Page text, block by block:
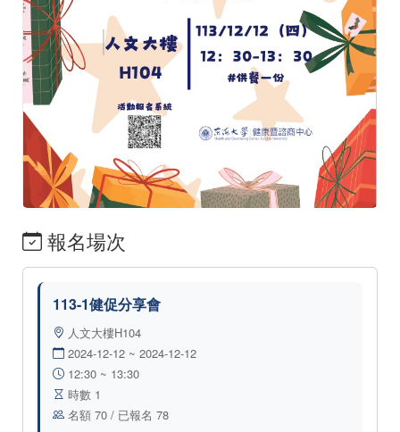
報名場次
113-1健促分享會
人文大樓H104
2024-12-12 ~ 2024-12-12
12:30 ~ 13:30
時數 1
名額 70 / 已報名 78